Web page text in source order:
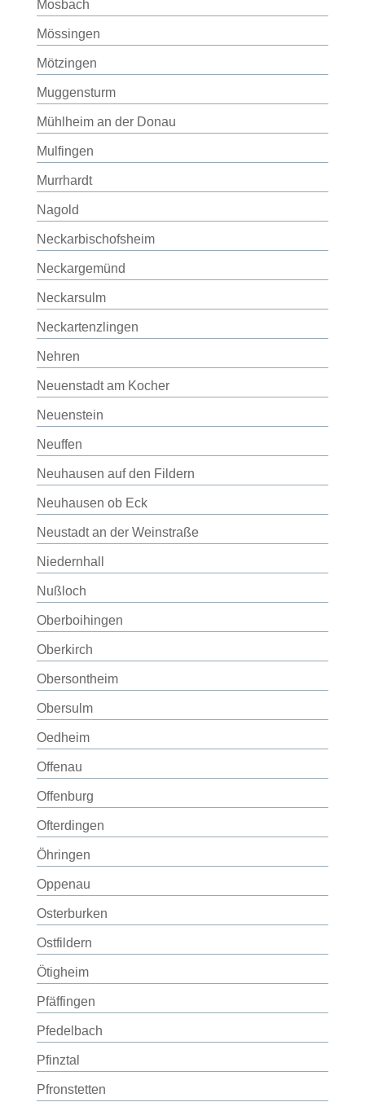
Mosbach
Mössingen
Mötzingen
Muggensturm
Mühlheim an der Donau
Mulfingen
Murrhardt
Nagold
Neckarbischofsheim
Neckargemünd
Neckarsulm
Neckartenzlingen
Nehren
Neuenstadt am Kocher
Neuenstein
Neuffen
Neuhausen auf den Fildern
Neuhausen ob Eck
Neustadt an der Weinstraße
Niedernhall
Nußloch
Oberboihingen
Oberkirch
Obersontheim
Obersulm
Oedheim
Offenau
Offenburg
Ofterdingen
Öhringen
Oppenau
Osterburken
Ostfildern
Ötigheim
Pfäffingen
Pfedelbach
Pfinztal
Pfronstetten